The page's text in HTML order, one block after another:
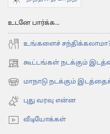
உடனே பார்க்க...
உங்களைச்
கூட்டங்கள் நடக்கும்
(opens
new மாநாடு நடக்கும்
(opens
new
window)
புது வரவு என்ன
வீடியோக்கள்